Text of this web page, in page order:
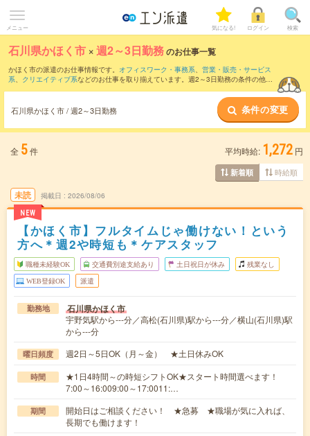
メニュー 気になる! ログイン 検索
石川県かほく市 ×週2～3日勤務のお仕事一覧
かほく市の派遣のお仕事情報です。 オフィスワーク・事務系、 営業・販売・サービス
系、 クリエイティブ系などのお仕事を取り揃えています。週2～3日勤務の条件の他
石川県かほく市 / 週2～3日勤務 条件の変更
全 5件 平均時給: 1,272 円
新着順 時給順
未読
NEW
掲載日 2026/08/06
【かほく市】フルタイムじゃ働けない！という
方へ＊週2や時短も＊ケアスタッフ
職種未経験OK 交通費別途支給あり 土日祝日が休み 残業なし
WEB登録OK 派遣
勤務地 石川県かほく市
宇野気駅から---分／高松(石川県)駅から---分／横山(石川県)駅
から---分
曜日頻度 週2日～5日OK（月～金） ★土日休みOK
時間
★1日4時間～の時短シフトOK★スタート時間選べます！
7:00～16:009:00～17:0011:…
期間
開始日はご相談ください！ ★急募 ★職場が気に入れば、
長期でも働けます！